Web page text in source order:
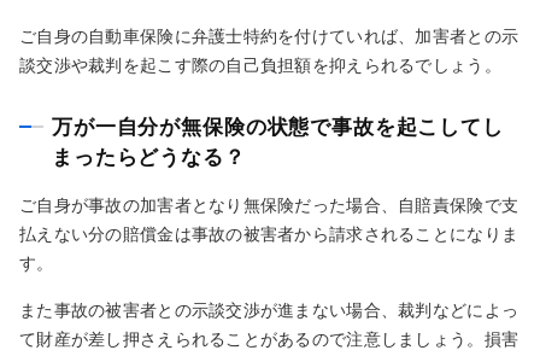
ご自身の自動車保険に弁護士特約を付けていれば、加害者との示
談交渉や裁判を起こす際の自己負担額を抑えられるでしょう。
万が一自分が無保険の状態で事故を起こしてし
まったらどうなる？
ご自身が事故の加害者となり無保険だった場合、自賠責保険で支
払えない分の賠償金は事故の被害者から請求されることになりま
す。
また事故の被害者との示談交渉が進まない場合、裁判などによっ
て財産が差し押さえられることがあるので注意しましょう。損害